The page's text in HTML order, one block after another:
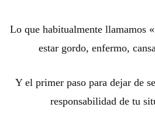
Lo que habitualmente llamamos
estar gordo, enfermo,
Y el primer paso para dejar de
responsabilidad de tu